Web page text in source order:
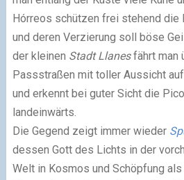
Hórreos schützen frei stehend die
und deren Verzierung soll böse
der kleinen Stadt Llanesfährt man
Passstraßen mit toller Aussicht
und erkennt bei guter Sicht die
landeinwärts.
Die Gegend zeigt immer wieder
dessen Gott des Lichts in der
Welt in Kosmos und Schöpfung